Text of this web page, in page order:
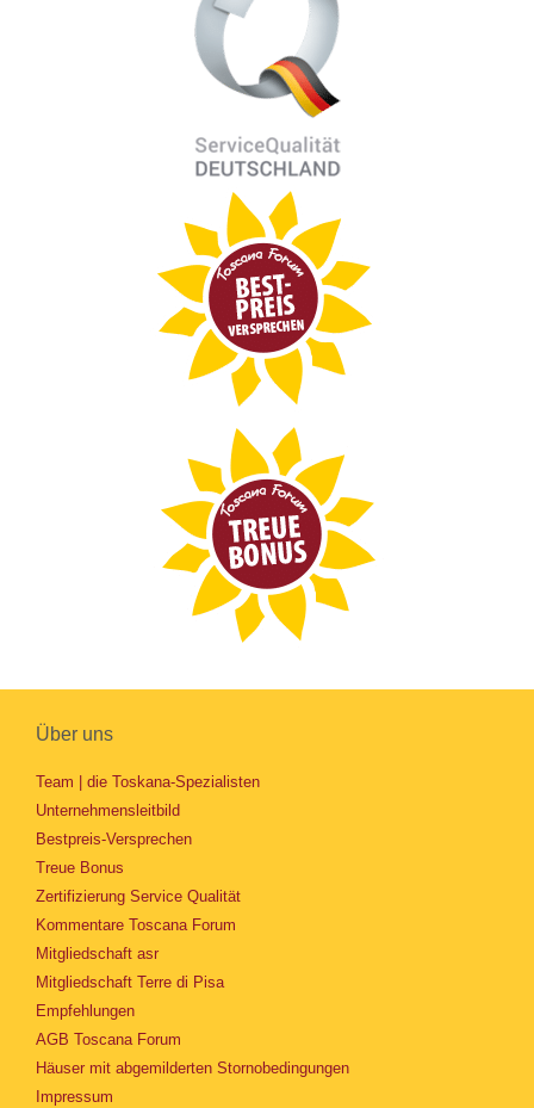
Über uns
Team | die Toskana-Spezialisten
Unternehmensleitbild
Bestpreis-Versprechen
Treue Bonus
Zertifizierung Service Qualität
Kommentare Toscana Forum
Mitgliedschaft asr
Mitgliedschaft Terre di Pisa
Empfehlungen
AGB Toscana Forum
Häuser mit abgemilderten Stornobedingungen
Impressum